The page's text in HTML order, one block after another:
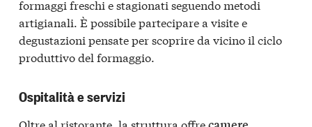
formaggi freschi e stagionati seguendo metodi
artigianali. È possibile partecipare a visite e
degustazioni pensate per scoprire da vicino il ciclo
produttivo del formaggio.
Ospitalità e servizi